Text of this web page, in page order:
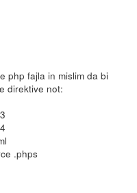
php fajla in mislim da bi
direktive not:
.phps